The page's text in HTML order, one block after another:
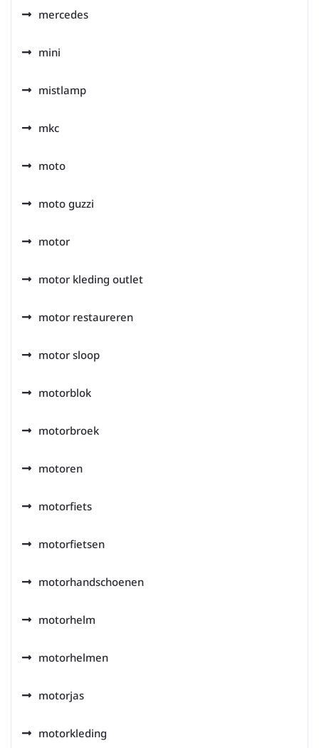
mercedes
mini
mistlamp
mkc
moto
moto guzzi
motor
motor kleding outlet
motor restaureren
motor sloop
motorblok
motorbroek
motoren
motorfiets
motorfietsen
motorhandschoenen
motorhelm
motorhelmen
motorjas
motorkleding